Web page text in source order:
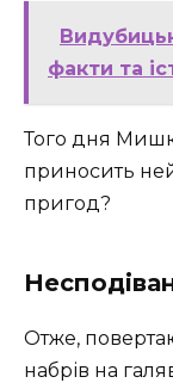
факти та
Того дня
приносить
пригод?
Отже,
набрів на